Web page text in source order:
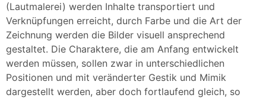
(Lautmalerei) werden Inhalte transportiert und
Verknüpfungen erreicht, durch Farbe und die Art der
Zeichnung werden die Bilder visuell ansprechend
gestaltet. Die Charaktere, die am Anfang entwickelt
werden müssen, sollen zwar in unterschiedlichen
Positionen und mit veränderter Gestik und Mimik
dargestellt werden, aber doch fortlaufend gleich, so